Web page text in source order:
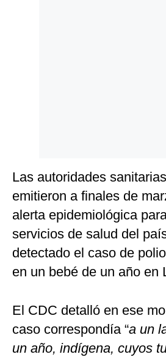
Las autoridades
emitieron a finales de
alerta epidemiológica
servicios de salud del
detectado el caso de
en un bebé de un año en
El CDC detalló en ese
caso correspondía “a un
un año, indígena, cuyos